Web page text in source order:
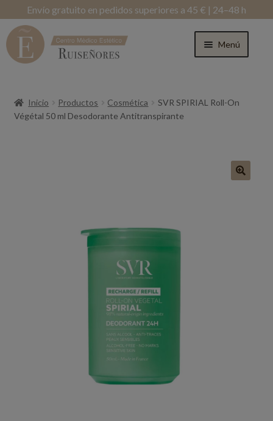
Envío gratuito en pedidos superiores a 45 € | 24–48 h
Menú
Inicio Productos Cosmética
SVR SPIRIAL Roll-On
Végétal 50 ml Desodorante Antitranspirante